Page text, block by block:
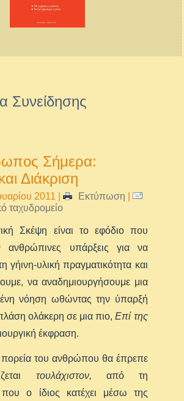
Συνείδησης
Σήμερα:
Διάκριση
2011 | Εκτύπωση
ταχυδρομείο
Σκέψη είναι το εφόδιο που
ανθρώπινες υπάρξεις για να
γήινη-υλική πραγματικότητα και
να αναδημιουργήσουμε μια
νόηση ωθώντας την ύπαρξή
ολάκερη σε μια πιο,Επί της
έκφραση.
πορεία του ανθρώπου θα έπρεπε
τουλάχιστον, από τη
που ο ίδιος κατέχει μέσω της